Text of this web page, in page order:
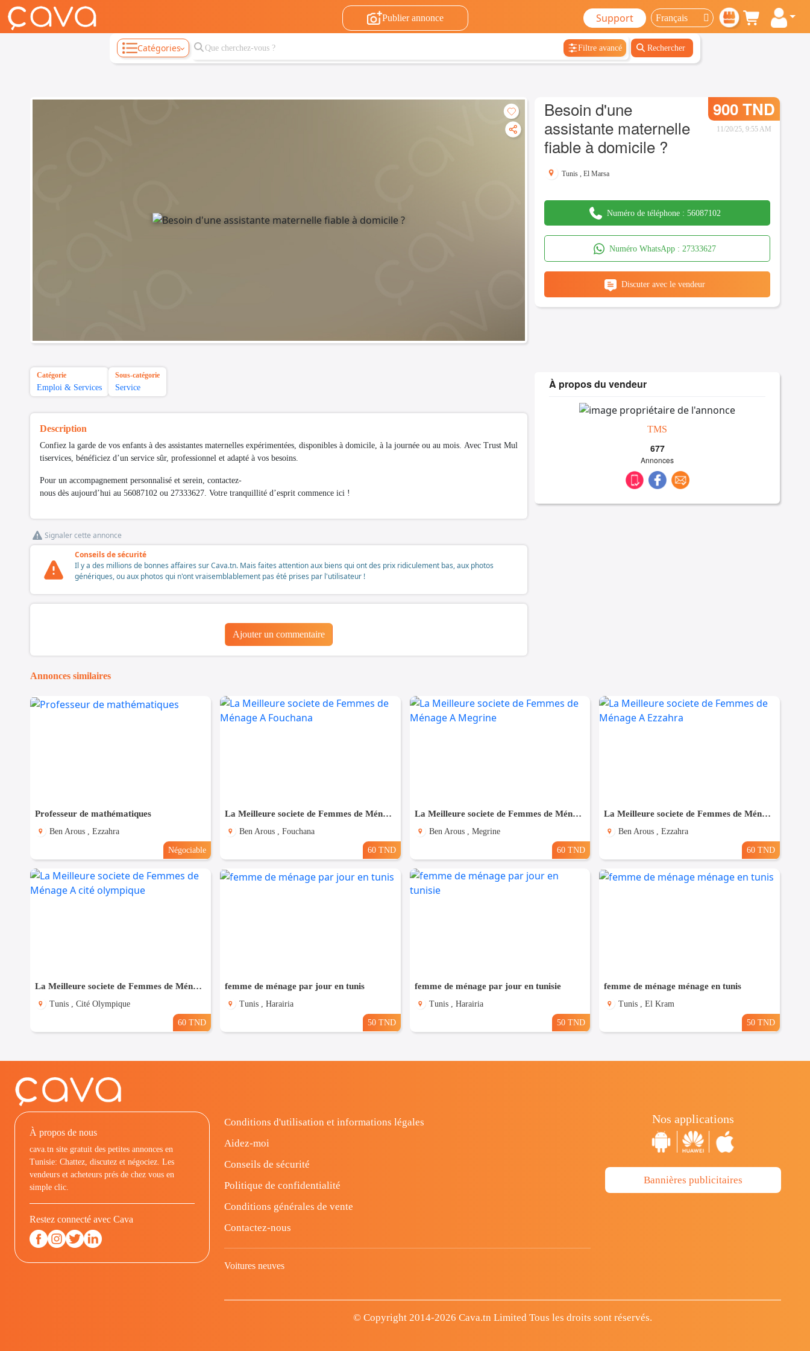
Publier annonce Support
Catégories Filtre avancé Rechercher
Besoin d'une
assistante maternelle
fiable à domicile ?
900 TND
11/20/25, 9:55 AM
Tunis ,El Marsa
Numéro de téléphone : 56087102
Numéro WhatsApp :27333627
Discuter avec le vendeur
Catégorie
Emploi & Services
Sous-catégorie
Service
Description
Confiez la garde de vos enfants à des assistantes maternelles expérimentées, disponibles à domicile, à la journée ou au mois. Avec Trust Mul
tiservices, bénéficiez d’un service sûr, professionnel et adapté à vos besoins.
Pour un accompagnement personnalisé et serein, contactez-
nous dès aujourd’hui au 56087102 ou 27333627. Votre tranquillité d’esprit commence ici !
Signaler cette annonce
Conseils de sécurité
Il y a des millions de bonnes affaires sur Cava.tn. Mais faites attention aux biens qui ont des prix ridiculement bas, aux photos
génériques, ou aux photos qui n'ont vraisemblablement pas été prises par l'utilisateur !
Ajouter un commentaire
À propos du vendeur
TMS
677
Annonces
Annonces similaires
Professeur de mathématiques
Ben Arous , Ezzahra
Négociable
La Meilleure societe de Femmes de Ménage A Fouchana
Ben Arous , Fouchana
60 TND
La Meilleure societe de Femmes de Ménage A Megrine
Ben Arous , Megrine
60 TND
La Meilleure societe de Femmes de Ménage A Ezzahra
Ben Arous , Ezzahra
60 TND
La Meilleure societe de Femmes de Ménage A cité olympique
Tunis , Cité Olympique
60 TND
femme de ménage par jour en tunis
Tunis , Harairia
50 TND
femme de ménage par jour en tunisie
Tunis , Harairia
50 TND
femme de ménage ménage en tunis
Tunis , El Kram
50 TND
À propos de nous
cava.tn site gratuit des petites annonces en
Tunisie: Chattez, discutez et négociez. Les
vendeurs et acheteurs prés de chez vous en
simple clic.
Restez connecté avec Cava
Conditions d'utilisation et informations légales
Aidez-moi
Conseils de sécurité
Politique de confidentialité
Conditions générales de vente
Contactez-nous
Voitures neuves
Nos applications
Bannières publicitaires
© Copyright 2014-2026 Cava.tn Limited Tous les droits sont réservés.